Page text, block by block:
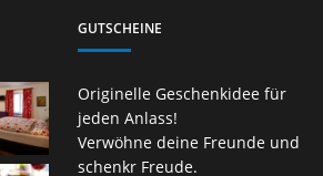
GUTSCHEINE
Originelle Geschenkidee für
jeden Anlass!
Verwöhne deine Freunde und
schenkr Freude.